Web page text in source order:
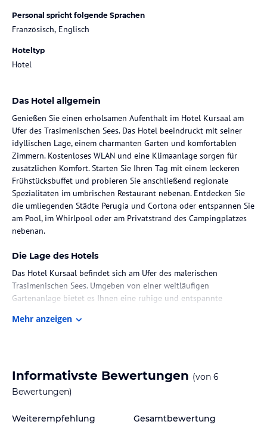
Personal spricht folgende Sprachen
Französisch, Englisch
Hoteltyp
Hotel
Das Hotel allgemein
Genießen Sie einen erholsamen Aufenthalt im Hotel Kursaal am
Ufer des Trasimenischen Sees. Das Hotel beeindruckt mit seiner
idyllischen Lage, einem charmanten Garten und komfortablen
Zimmern. Kostenloses WLAN und eine Klimaanlage sorgen für
zusätzlichen Komfort. Starten Sie Ihren Tag mit einem leckeren
Frühstücksbuffet und probieren Sie anschließend regionale
Spezialitäten im umbrischen Restaurant nebenan. Entdecken Sie
die umliegenden Städte Perugia und Cortona oder entspannen Sie
am Pool, im Whirlpool oder am Privatstrand des Campingplatzes
nebenan.
Die Lage des Hotels
Das Hotel Kursaal befindet sich am Ufer des malerischen
Trasimenischen Sees. Umgeben von einer weitläufigen
Gartenanlage bietet es Ihnen eine ruhige und entspannte
Natur und lädt zu Spaziergängen und Fahrradtouren ein. Die
Zimmer / Unterbringung im Hotel
bieten allen Komfort, den Sie für einen angenehmen Aufenthalt
Mehr anzeigen
Informativste Bewertungen (von 6
Bewertungen)
Weiterempfehlung Gesamtbewertung